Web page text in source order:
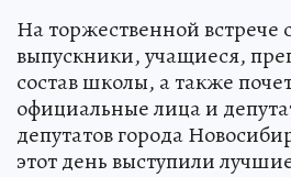
На торжественной встрече
выпускники, учащиеся,
состав школы, а также
официальные лица и
депутатов города
этот день выступили